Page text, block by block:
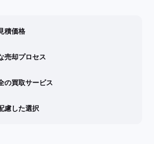
積価格
売却プロセス
の買取サービス
慮した選択